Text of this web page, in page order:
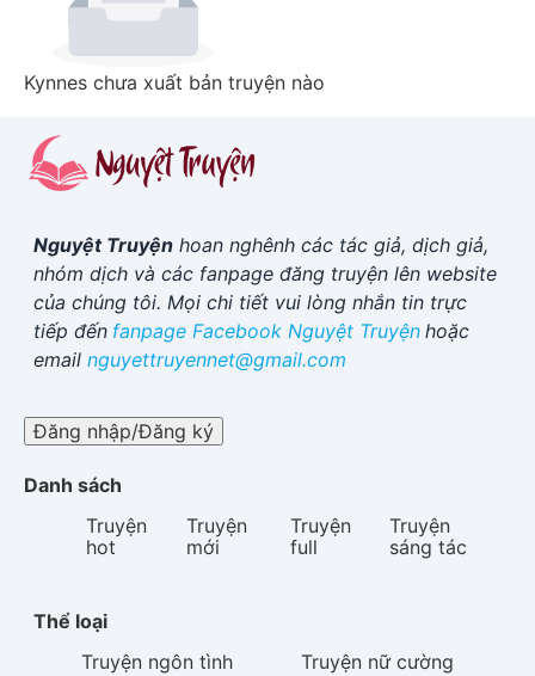
Kynnes chưa xuất bản truyện nào
Nguyệt Truyện hoan nghênh các tác giả, dịch giả,
nhóm dịch và các fanpage đăng truyện lên website
của chúng tôi. Mọi chi tiết vui lòng nhắn tin trực
tiếp đến fanpage Facebook Nguyệt Truyện hoặc
email nguyettruyennet@gmail.com
Đăng nhập/Đăng ký
Danh sách
Truyện
hot
Truyện
mới
Truyện
full
Truyện
sáng tác
Thể loại
Truyện ngôn tình Truyện nữ cường